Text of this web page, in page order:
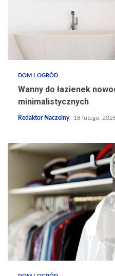
DOM I OGRÓD
Wanny do łazienek
minimalistycznych
Redaktor Naczelny 18 lutego,